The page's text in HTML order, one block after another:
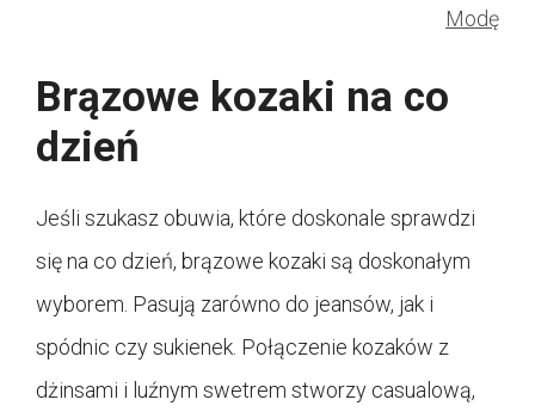
Modę
Brązowe kozaki na co
dzień
Jeśli szukasz obuwia, które doskonale sprawdzi
się na co dzień, brązowe kozaki są doskonałym
wyborem. Pasują zarówno do jeansów, jak i
spódnic czy sukienek. Połączenie kozaków z
dżinsami i luźnym swetrem stworzy casualową,